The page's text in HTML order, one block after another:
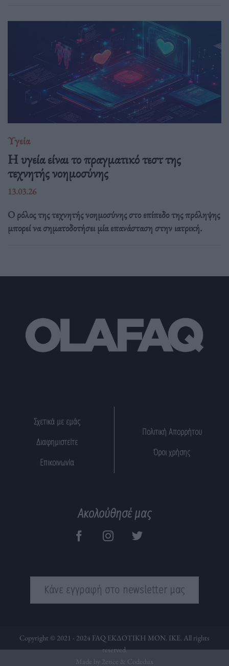
Υγεία
H υγεία είναι το πραγματικό τεστ της
τεχνητής νοημοσύνης
13.03.26
Ο ρόλος της τεχνητής νοημοσύνης στο επίπεδο της πρόληψης
μπορεί να σηματοδοτήσει μία επανάσταση στην ιατρική.
Σχετικά με εμάς
Διαφημιστείτε
Επικοινωνία
Πολιτική Απορρήτου
Όροι χρήσης
Ακολούθησέ μας
Κάνε εγγραφή στο newsletter μας
Copyright © 2021 - 2024 FAQ ΕΚΔΟΤΙΚΗ ΜΟΝ. ΙΚΕ. All rights
reserved.
Made by 2ence & Codedux